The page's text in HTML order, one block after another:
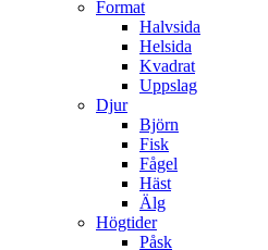
Format
Halvsida
Helsida
Kvadrat
Uppslag
Djur
Björn
Fisk
Fågel
Häst
Älg
Högtider
Påsk